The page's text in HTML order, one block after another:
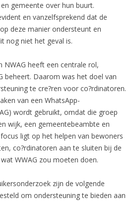
gemeente over hun buurt.
en vanzelfsprekend dat de
deze manier ondersteunt en
nog niet het geval is.
NWAG heeft een centrale rol,
beheert. Daarom was het doel van
te cre?ren voor co?rdinatoren.
van een WhatsApp-
wordt gebruikt, omdat die groep
wijk, een gemeentebeambte en
ligt op het helpen van bewoners
co?rdinatoren aan te sluiten bij de
WWAG zou moeten doen.
zijn de volgende
om ondersteuning te bieden aan